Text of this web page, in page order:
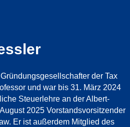
der Tax
und war bis 31. März 2024
Steuerlehre an der Albert-
2025 Vorstandsvorsitzender
Er ist außerdem Mitglied des